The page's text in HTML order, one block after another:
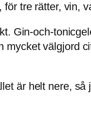
för tre rätter, vin,
Gin-och-
mycket välgjord
är helt nere, så